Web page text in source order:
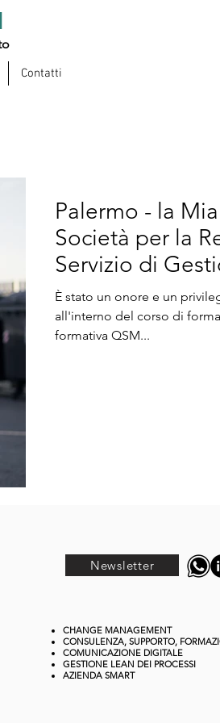
Contatti
Palermo - la
Società per la
Servizio di
È stato un onore e un
all'interno del corso di
formativa QSM...
Newsletter
CHANGE MANAGEMENT
CONSULENZA, SUPPORTO,
COMUNICAZIONE DIGITALE
GESTIONE LEAN DEI PROCESSI
AZIENDA SMART